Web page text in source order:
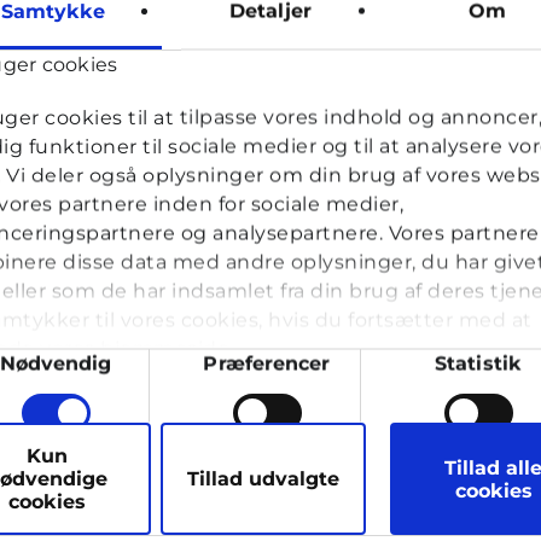
Samtykke Detaljer Om
cookies
cookies til at tilpasse vores indhold og
funktioner til sociale medier og til at analysere
Vi deler også oplysninger om din brug af vores
partnere inden for sociale medier,
og analysepartnere. Vores
disse data med andre oplysninger, du har
som de har indsamlet fra din brug af deres
til vores cookies, hvis du fortsætter med at
vores hjemmeside.
Nødvendig Præferencer Statistik
Kun
cookies
Tillad udvalgte
Tillad alle
cookies
for første og seneste besøg.
samtykke-tilstand for det
aktuelle domæne.
Spreaker
Gemmer brugerens
tidszone.
cyberhus.dk Afventer 24
er anonyme. De hjælper os blot med at forstå,
generelt.
Udbyder
cyberhus.dk
besøgende - muliggør at